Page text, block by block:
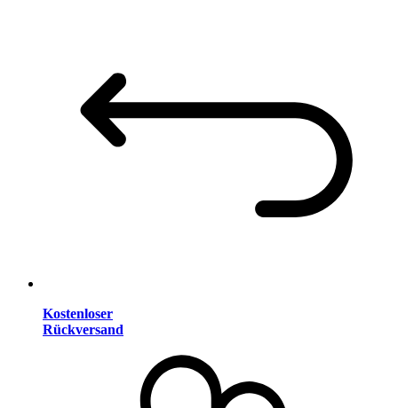
Kostenloser
Rückversand